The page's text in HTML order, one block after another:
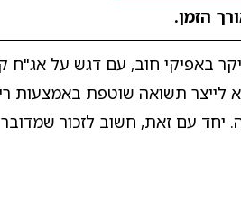
הזמן.
באפיקי חוב, עם דגש על אג"ח
תשואה שוטפת באמצעות
יחד עם זאת, חשוב לזכור